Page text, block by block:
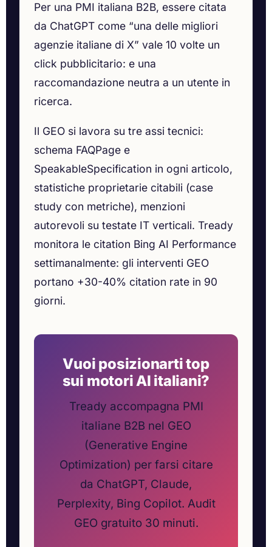
Per una PMI italiana B2B, essere citata
da ChatGPT come “una delle migliori
agenzie italiane di X” vale 10 volte un
click pubblicitario: e una
raccomandazione neutra a un utente in
ricerca.
Il GEO si lavora su tre assi tecnici:
schema FAQPage e
SpeakableSpecification in ogni articolo,
statistiche proprietarie citabili (case
study con metriche), menzioni
autorevoli su testate IT verticali. Tready
monitora le citation Bing AI Performance
settimanalmente: gli interventi GEO
portano +30-40% citation rate in 90
giorni.
Vuoi posizionarti top
sui motori AI italiani?
Tready accompagna PMI
italiane B2B nel GEO
(Generative Engine
Optimization) per farsi citare
da ChatGPT, Claude,
Perplexity, Bing Copilot. Audit
GEO gratuito 30 minuti.